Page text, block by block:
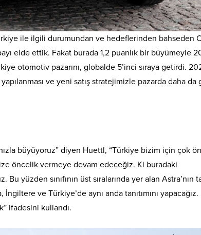
ile ilgili durumundan ve hedeflerinden bahseden
elde ettik. Fakat burada 1,2 puanlık bir büyümeyle
otomotiv pazarını, globalde 5’inci sıraya getirdi.
ve yeni satış stratejimizle pazarda daha da
büyüyoruz” diyen Huettl, “Türkiye bizim için çok
öncelik vermeye devam edeceğiz. Ki buradaki
yüzden sınıfının üst sıralarında yer alan Astra’nın
ve Türkiye’de aynı anda tanıtımını yapacağız.
ifadesini kullandı.